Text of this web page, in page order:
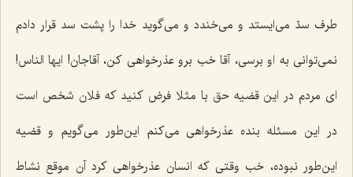
طرف سدّ می‌ایستد و می‌خندد و می‌گوید خدا را پشت سد قرار دادم
نمی‌توانی به او برسی، آقا خب برو عذرخواهی کن، آقاجان! ایها الناس!
ای مردم در این قضیه حق با مثلا فرض کنید که فلان شخص است
در این مسئله بنده عذرخواهی می‌کنم این‌طور می‌گویم و قضیه
این‌طور نبوده، خب وقتی که انسان عذرخواهی کرد آن موقع نشاط